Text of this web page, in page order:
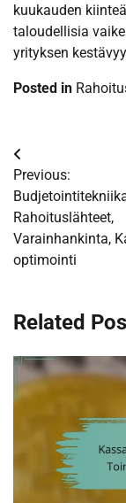
kuukauden
taloudellisia
yrityksen
Posted in
Post
navigation
Previous:
Rahoituslähteet,
Varainhankinta,
optimointi
Related